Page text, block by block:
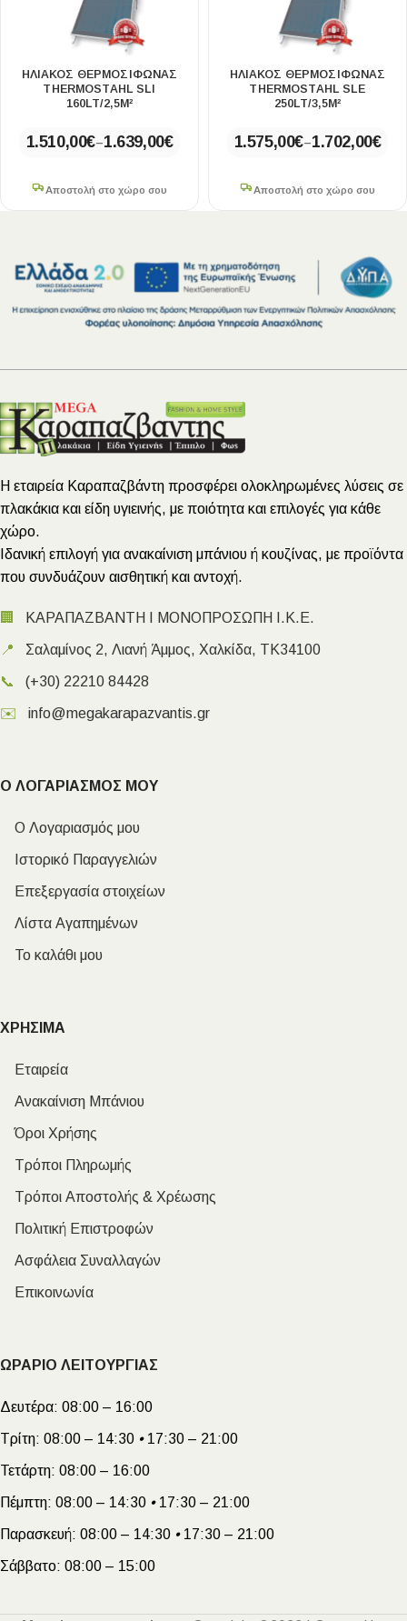
ΗΛΙΑΚΟΣ ΘΕΡΜΟΣΙΦΩΝΑΣ
THERMOSTAHL SLI
160LT/2,5M²
1.510,00€–1.639,00€
Αποστολή στο χώρο σου
ΗΛΙΑΚΟΣ ΘΕΡΜΟΣΙΦΩΝΑΣ
THERMOSTAHL SLE
250LT/3,5M²
1.575,00€–1.702,00€
Αποστολή στο χώρο σου
Η εταιρεία Καραπαζβάντη προσφέρει ολοκληρωμένες λύσεις σε
πλακάκια και είδη υγιεινής, με ποιότητα και επιλογές για κάθε
χώρο.
Ιδανική επιλογή για ανακαίνιση μπάνιου ή κουζίνας, με προϊόντα
που συνδυάζουν αισθητική και αντοχή.
🏢 ΚΑΡΑΠΑΖΒΑΝΤΗ Ι ΜΟΝΟΠΡΟΣΩΠΗ Ι.Κ.Ε.
📍 Σαλαμίνος 2, Λιανή Άμμος, Χαλκίδα, ΤΚ34100
📞 (+30) 22210 84428
✉️ info@megakarapazvantis.gr
Ο ΛΟΓΑΡΙΑΣΜΟΣ ΜΟΥ
Ο Λογαριασμός μου
Ιστορικό Παραγγελιών
Επεξεργασία στοιχείων
Λίστα Αγαπημένων
Το καλάθι μου
ΧΡΗΣΙΜΑ
Εταιρεία
Ανακαίνιση Μπάνιου
Όροι Χρήσης
Τρόποι Πληρωμής
Τρόποι Αποστολής & Χρέωσης
Πολιτική Επιστροφών
Ασφάλεια Συναλλαγών
Επικοινωνία
ΩΡΑΡΙΟ ΛΕΙΤΟΥΡΓΙΑΣ
Δευτέρα: 08:00 – 16:00
Τρίτη: 08:00 – 14:30 •17:30 – 21:00
Τετάρτη: 08:00 – 16:00
Πέμπτη: 08:00 – 14:30 •17:30 – 21:00
Παρασκευή: 08:00 – 14:30 •17:30 – 21:00
Σάββατο: 08:00 – 15:00